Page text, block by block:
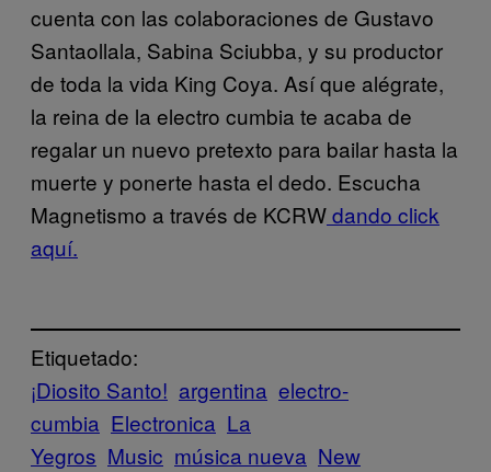
cuenta con las colaboraciones de Gustavo
Santaollala, Sabina Sciubba, y su productor
de toda la vida King Coya. Así que alégrate,
la reina de la electro cumbia te acaba de
regalar un nuevo pretexto para bailar hasta la
muerte y ponerte hasta el dedo. Escucha
Magnetismo a través de KCRWdando click
aquí.
Etiquetado:
¡Diosito Santo! argentina electro-
cumbia Electronica La
Yegros Music música nueva New